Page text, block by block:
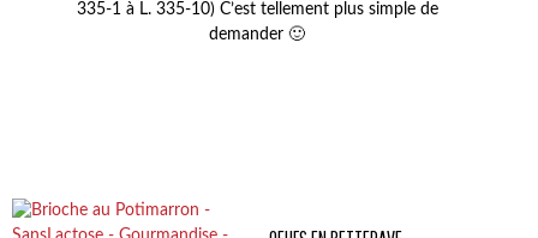
335-1 à L. 335-10) C’est tellement plus simple de
demander 🙂